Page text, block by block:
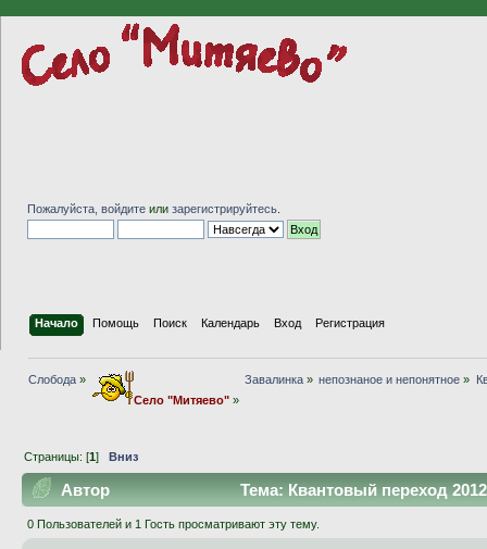
Пожалуйста, войдите или зарегистрируйтесь
Начало Помощь Поиск Календарь Вход Регистрация
Слобода »
Село "Митяево"»
Завалинка» непознаное и непонятное»
Страницы: [1]Вниз
Автор Тема: Квантовый переход
0 Пользователей и 1 Гость просматривают эту тему.